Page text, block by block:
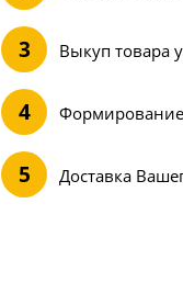
Выкуп товара
Доставка